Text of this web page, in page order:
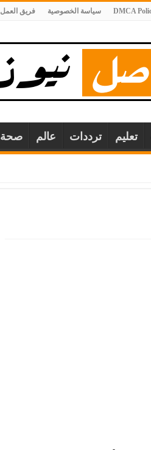
سياسة الخصوصية فريق العمل
تعليم ترددات عالم صحة